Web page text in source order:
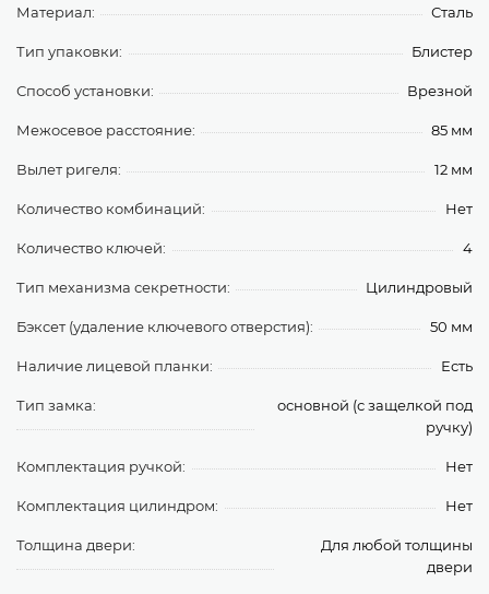
Материал: Сталь
Тип упаковки: Блистер
Способ установки: Врезной
Межосевое расстояние: 85 мм
Вылет ригеля: 12 мм
Количество комбинаций: Нет
Количество ключей: 4
Тип механизма секретности: Цилиндровый
Бэксет (удаление ключевого отверстия): 50 мм
Наличие лицевой планки: Есть
Тип замка:
основной (с защелкой под
ручку)
Комплектация ручкой: Нет
Комплектация цилиндром: Нет
Толщина двери:
Для любой толщины
двери